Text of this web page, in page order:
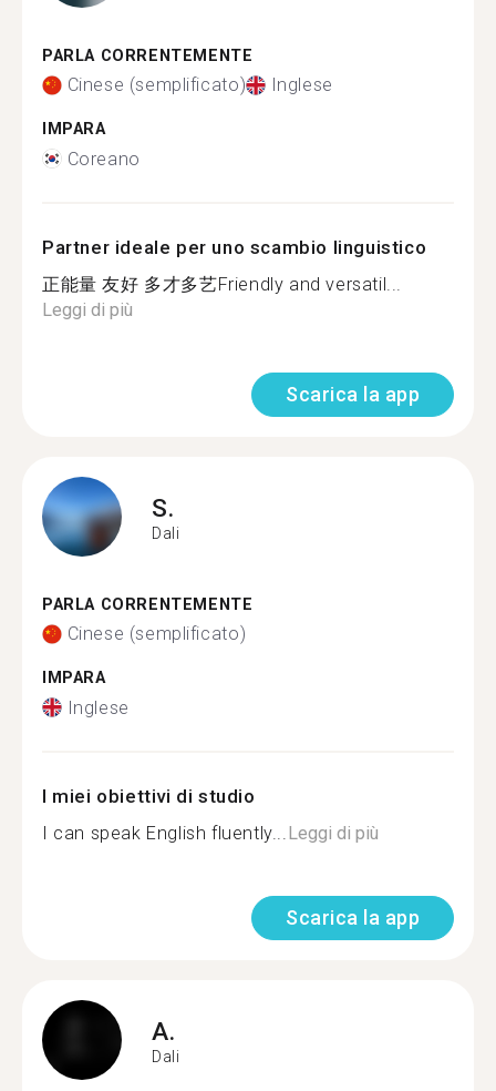
PARLA CORRENTEMENTE
Cinese (semplificato) Inglese
IMPARA
Coreano
Partner ideale per uno scambio linguistico
正能量 友好 多才多艺Friendly and versatil...
Leggi di più
Scarica la app
S.
Dali
PARLA CORRENTEMENTE
Cinese (semplificato)
IMPARA
Inglese
I miei obiettivi di studio
I can speak English fluently... Leggi di più
Scarica la app
A.
Dali